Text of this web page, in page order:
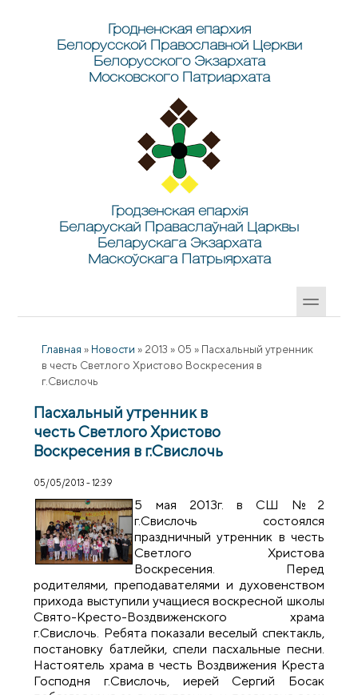
Гродненская епархия
Белорусской Православной Церкви
Белорусского Экзархата
Московского Патриархата
Гродзенская епархія
Беларускай Праваслаўнай Царквы
Беларускага Экзархата
Маскоўскага Патрыярхата
Главная » Новости » 2013 » 05 » Пасхальный утренник
в честь Светлого Христово Воскресения в
г.Свислочь
Пасхальный утренник в
честь Светлого Христово
Воскресения в г.Свислочь
05/05/2013 - 12:39
5 мая 2013г. в СШ №2
г.Свислочь состоялся
праздничный утренник в честь
Светлого Христова
Воскресения. Перед
родителями, преподавателями и духовенством
прихода выступили учащиеся воскресной школы
Свято-Кресто-Воздвиженского храма
г.Свислочь. Ребята показали веселый спектакль,
постановку батлейки, спели пасхальные песни.
Настоятель храма в честь Воздвижения Креста
Господня г.Свислочь, иерей Сергий Босак